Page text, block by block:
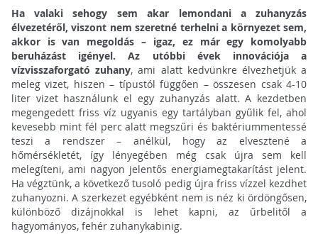
Ha valaki sehogy sem akar lemondani a zuhanyzás
élvezetéről, viszont nem szeretné terhelni a környezet sem,
akkor is van megoldás – igaz, ez már egy komolyabb
beruházást igényel. Az utóbbi évek innovációja a
vízvisszaforgató zuhany, ami alatt kedvünkre élvezhetjük a
meleg vizet, hiszen – típustól függően – összesen csak 4-10
liter vizet használunk el egy zuhanyzás alatt. A kezdetben
megengedett friss víz ugyanis egy tartályban gyűlik fel, ahol
kevesebb mint fél perc alatt megszűri és baktériummentessé
teszi a rendszer – anélkül, hogy az elvesztené a
hőmérsékletét, így lényegében még csak újra sem kell
melegíteni, ami nagyon jelentős energiamegtakarítást jelent.
Ha végztünk, a következő tusoló pedig újra friss vízzel kezdhet
zuhanyozni. A szerkezet egyébként nem is néz ki ördöngősen,
különböző dizájnokkal is lehet kapni, az űrbelitől a
hagyományos, fehér zuhanykabinig.